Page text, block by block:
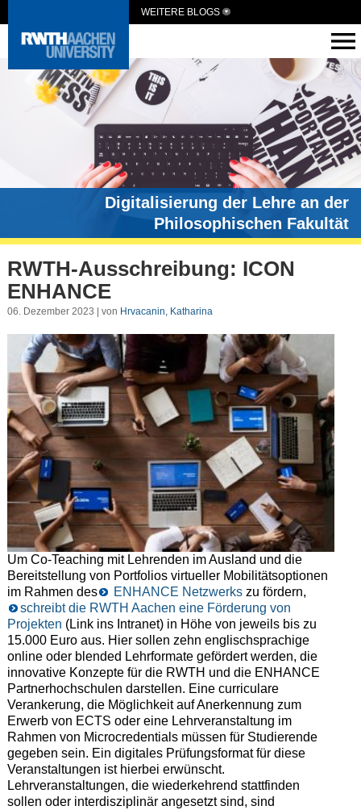
WEITERE BLOGS
Digitalisierung der Lehre an der
Philosophischen Fakultät
RWTH-Ausschreibung: ICON
ENHANCE
06. Dezember 2023 | von Hrvacanin, Katharina
Um Co-Teaching mit Lehrenden im Ausland und die
Bereitstellung von Portfolios virtueller Mobilitätsoptionen
im Rahmen des
ENHANCE Netzwerkszu fördern,
schreibt die RWTH Aachen eine Förderung von
Projekten (Link ins Intranet) in Höhe von jeweils bis zu
15.000 Euro aus. Hier sollen zehn englischsprachige
online oder blended Lehrformate gefördert werden, die
innovative Konzepte für die RWTH und die ENHANCE
Partnerhochschulen darstellen. Eine curriculare
Verankerung, die Möglichkeit auf Anerkennung zum
Erwerb von ECTS oder eine Lehrveranstaltung im
Rahmen von Microcredentials müssen für Studierende
gegeben sein. Ein digitales Prüfungsformat für diese
Veranstaltungen ist hierbei erwünscht.
Lehrveranstaltungen, die wiederkehrend stattfinden
sollen oder interdisziplinär angesetzt sind, sind